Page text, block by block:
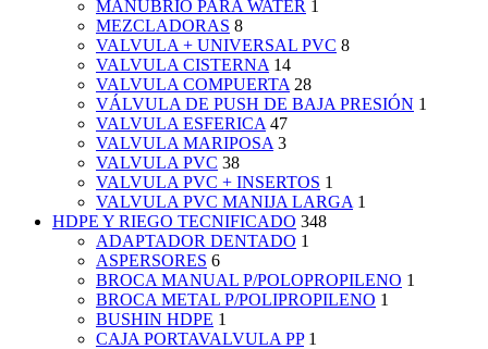
MANUBRIO PARA WATER 1
MEZCLADORAS 8
VALVULA + UNIVERSAL PVC 8
VALVULA CISTERNA 14
VALVULA COMPUERTA 28
VÁLVULA DE PUSH DE BAJA PRESIÓN 1
VALVULA ESFERICA 47
VALVULA MARIPOSA 3
VALVULA PVC 38
VALVULA PVC + INSERTOS 1
VALVULA PVC MANIJA LARGA 1
HDPE Y RIEGO TECNIFICADO 348
ADAPTADOR DENTADO 1
ASPERSORES 6
BROCA MANUAL P/POLOPROPILENO 1
BROCA METAL P/POLIPROPILENO 1
BUSHIN HDPE 1
CAJA PORTAVALVULA PP 1